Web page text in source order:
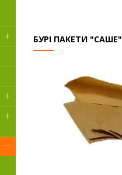
БУРІ ПАКЕТИ "САШЕ"